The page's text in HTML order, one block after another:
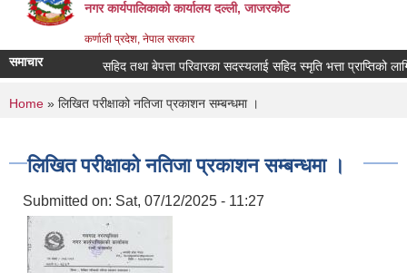
नगर कार्यपालिकाको कार्यालय दल्ली, जाजरकाेट
कर्णाली प्रदेश, नेपाल सरकार
समाचार सहिद तथा बेपत्ता परिवारका सदस्यलाई सहिद स्मृति भत्ता प्राप्तिको लागि
You are here
Home » लिखित परीक्षाको नतिजा प्रकाशन सम्बन्धमा ।
लिखित परीक्षाको नतिजा प्रकाशन सम्बन्धमा ।
Submitted on: Sat, 07/12/2025 - 11:27